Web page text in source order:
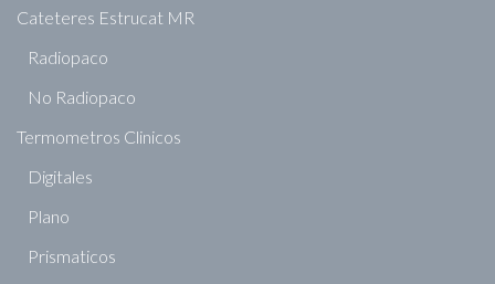
Cateteres Estrucat MR
Radiopaco
No Radiopaco
Termometros Clinicos
Digitales
Plano
Prismaticos